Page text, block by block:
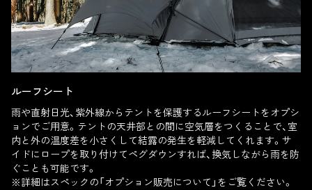
ルーフシート
雨や直射日光、紫外線からテントを保護するルーフシートをオプシ
ョンでご用意。テントの天井部との間に空気層をつくることで、室
内と外の温度差を小さくして結露の発生を軽減してくれます。サ
イドにロープを取り付けてペグダウンすれば、換気しながら雨を防
ぐことも可能です。
※詳細はスペックの「オプション販売について」をご覧ください。